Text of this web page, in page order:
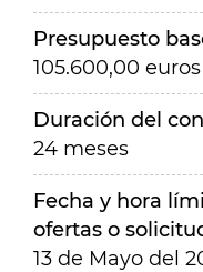
Presupuesto
105.600,00 euros
Duración del
24 meses
Fecha y hora
ofertas o
13 de Mayo del